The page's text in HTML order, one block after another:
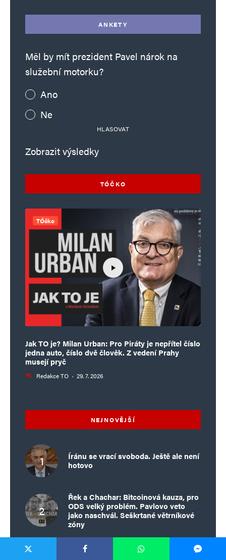
ANKETY
Měl by mít prezident Pavel nárok na
služební motorku?
Ano
Ne
HLASOVAT
Zobrazit výsledky
TÓČKO
TÓčko
Jak TO je? Milan Urban: Pro Piráty je nepřítel číslo
jedna auto, číslo dvě člověk. Z vedení Prahy
musejí pryč
Redakce TO · 29. 7. 2026
NEJNOVĚJŠÍ
Íránu se vrací svoboda. Ještě ale není
hotovo
Řek a Chachar: Bitcoinová kauza, pro
ODS velký problém. Pavlovo veto
jako naschvál. Seškrtané větrníkové
zóny
Prague Pride má štěstí, že v Česku